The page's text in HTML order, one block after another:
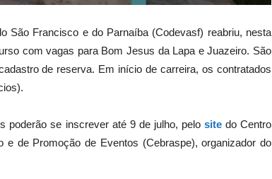
São Francisco e do Parnaíba (Codevasf) reabriu, nesta
com vagas para Bom Jesus da Lapa e Juazeiro. São
de reserva. Em início de carreira, os contratados
poderão se inscrever até 9 de julho, pelo sitedo Centro
e de Promoção de Eventos (Cebraspe), organizador do